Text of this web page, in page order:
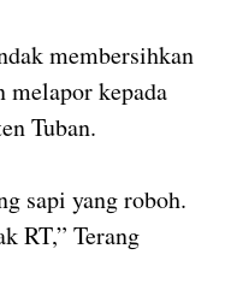
membersihkan
kepada
Tuban.
sapi yang roboh.
RT,” Terang